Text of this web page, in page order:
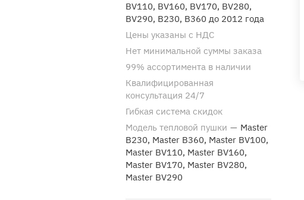
BV110, BV160, BV170, BV280,
BV290, B230, B360 до 2012 года
Цены указаны с НДС
Нет минимальной суммы заказа
99% ассортимента в наличии
Квалифицированная
консультация 24/7
Гибкая система скидок
Модель тепловой пушки — Master
B230, Master B360, Master BV100,
Master BV110, Master BV160,
Master BV170, Master BV280,
Master BV290